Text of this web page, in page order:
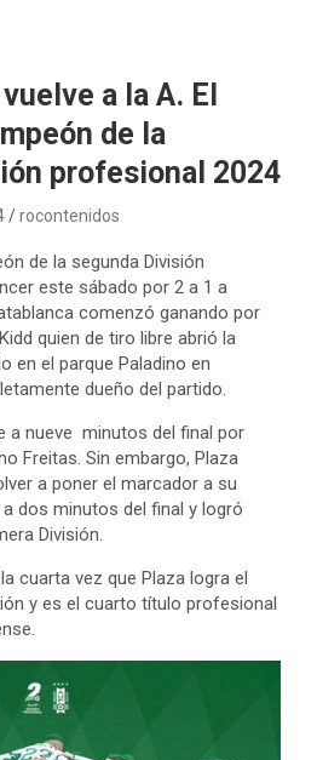
a la A. El
de la
profesional 2024
rocontenidos
de la segunda División
este sábado por 2 a 1 a
comenzó ganando por
quien de tiro libre abrió la
en el parque Paladino en
dueño del partido.
a nueve minutos del final por
Freitas. Sin embargo, Plaza
a poner el marcador a su
dos minutos del final y logró
División.
cuarta vez que Plaza logra el
y es el cuarto título profesional